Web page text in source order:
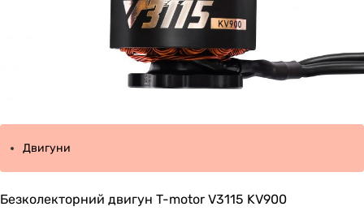
Двигуни
Безколекторний двигун T-motor V3115 KV900